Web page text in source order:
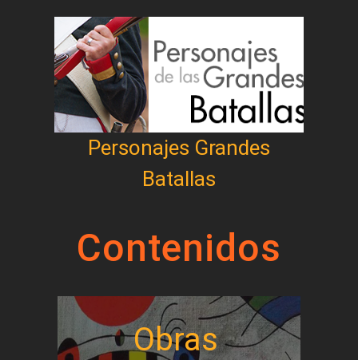
Personajes Grandes
Batallas
Contenidos
Obras